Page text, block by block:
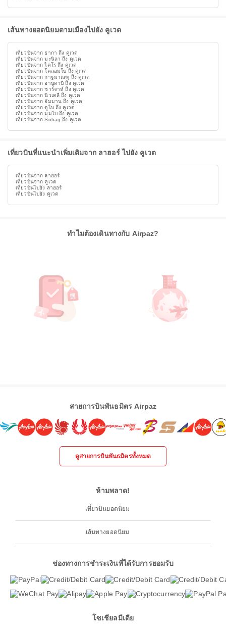
เส้นทางยอดนิยมตามเมืองไปยัง คูเวต
เที่ยวบินจาก ธากา ถึง คูเวต
เที่ยวบินจาก มะนิลา ถึง คูเวต
เที่ยวบินจาก ไคโร ถึง คูเวต
เที่ยวบินจาก โคลอมโบ ถึง คูเวต
เที่ยวบินจาก กาฐมาณฑุ ถึง คูเวต
เที่ยวบินจาก อาบูดาบี ถึง คูเวต
เที่ยวบินจาก ชาร์จาห์ ถึง คูเวต
เที่ยวบินจาก นิวเดลี ถึง คูเวต
เที่ยวบินจาก อัมมาน ถึง คูเวต
เที่ยวบินจาก ดูไบ ถึง คูเวต
เที่ยวบินจาก มุมไบ ถึง คูเวต
เที่ยวบินจาก Sohag ถึง คูเวต
เที่ยวบินที่แนะนำเพิ่มเติมจาก ลาฮอร์ ไปยัง คูเวต
เที่ยวบินจาก ลาฮอร์
เที่ยวบินจาก คูเวต
เที่ยวบินไปยัง ลาฮอร์
เที่ยวบินไปยัง คูเวต
ทำไมต้องเดินทางกับ Airpaz?
สายการบินพันธมิตร Airpaz
ดูสายการบินพันธมิตรทั้งหมด
ห้ามพลาด!
เที่ยวบินยอดนิยม
เส้นทางยอดนิยม
ช่องทางการชำระเงินที่ได้รับการยอมรับ
โซเชียลมีเดีย